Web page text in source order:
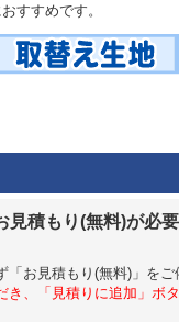
すすめです。
見積もり(無料)が必
お見積もり(無料)」をご
き、「見積りに追加」ボ